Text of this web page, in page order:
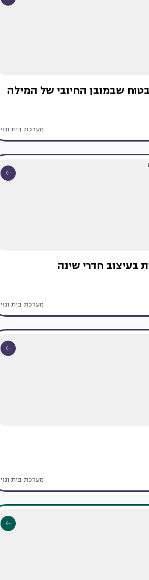
שבמובן החיובי של המילה
מערכת בית ונוי
בעיצוב חדרי שינה
מערכת בית ונוי
מערכת בית ונוי